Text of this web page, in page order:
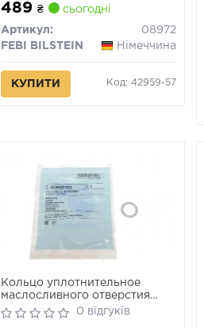
489 ₴ сьогодні
Артикул:
08972
FEBI BILSTEIN
Німеччина
КУПИТИ Код: 42959-57
Кольцо уплотнительное
маслосливного отверстия
(пр-во Blue Print)0 відгуків